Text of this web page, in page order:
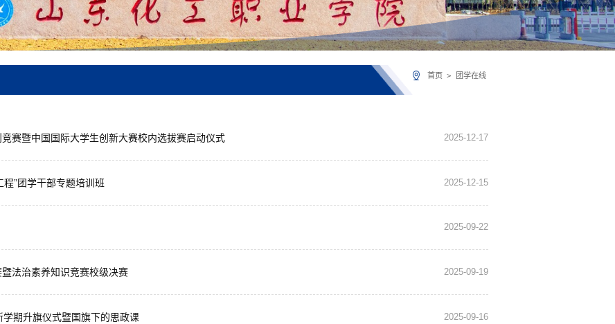
首页 > 团学在线
赛暨中国国际大学生创新大赛校内选拔赛启动仪式 2025-12-17
”团学干部专题培训班 2025-12-15
2025-09-22
法治素养知识竞赛校级决赛 2025-09-19
期升旗仪式暨国旗下的思政课 2025-09-16